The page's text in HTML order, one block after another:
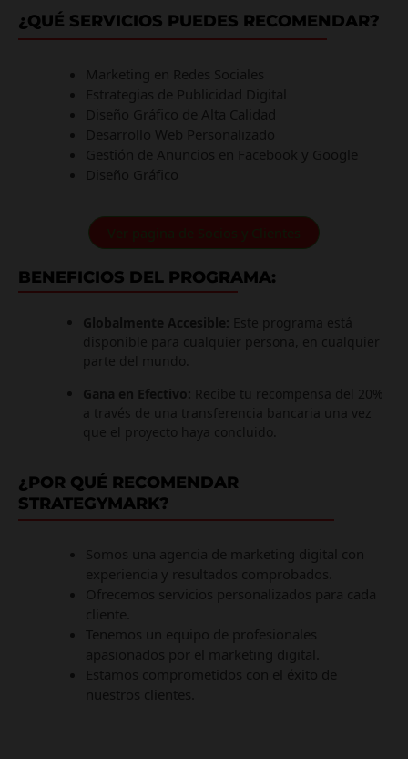
¿QUÉ SERVICIOS PUEDES RECOMENDAR?
Marketing en Redes Sociales
Estrategias de Publicidad Digital
Diseño Gráfico de Alta Calidad
Desarrollo Web Personalizado
Gestión de Anuncios en Facebook y Google
Diseño Gráfico
BENEFICIOS DEL PROGRAMA:
Globalmente Accesible: Este programa está
disponible para cualquier persona, en cualquier
parte del mundo.
Gana en Efectivo: Recibe tu recompensa del 20%
a través de una transferencia bancaria una vez
que el proyecto haya concluido.
¿POR QUÉ RECOMENDAR
STRATEGYMARK?
Somos una agencia de marketing digital con
experiencia y resultados comprobados.
Ofrecemos servicios personalizados para cada
cliente.
Tenemos un equipo de profesionales
apasionados por el marketing digital.
Estamos comprometidos con el éxito de
nuestros clientes.